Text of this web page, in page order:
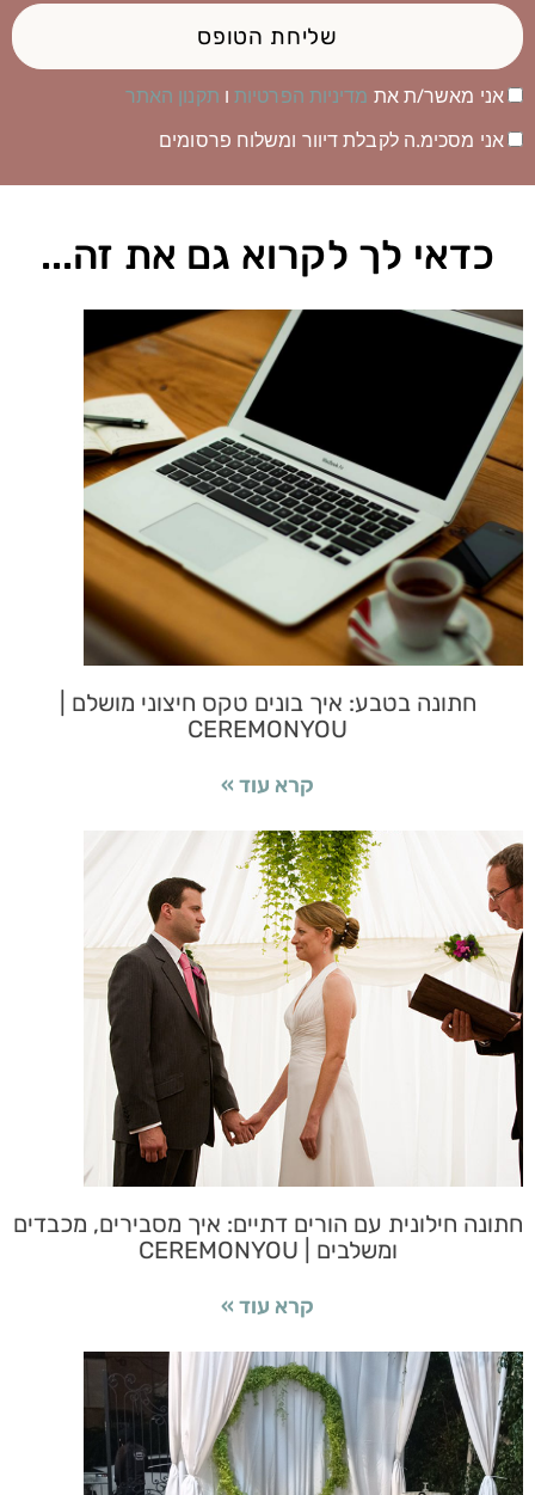
אני מאשר/ת אתמדיניות הפרטיותו תקנון האתר
אני מסכימ.ה לקבלת דיוור ומשלוח פרסומים
שליחת הטופס
כדאי לך לקרוא גם את זה...
חתונה בטבע: איך בונים טקס חיצוני מושלם |
CEREMONYOU
קרא עוד »
חתונה חילונית עם הורים דתיים: איך מסבירים, מכבדים
ומשלבים | CEREMONYOU
קרא עוד »